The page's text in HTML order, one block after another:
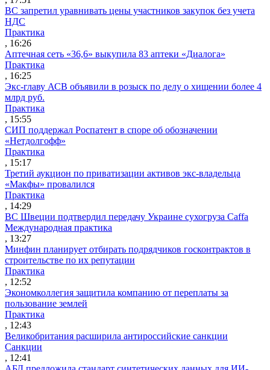
ВС запретил уравнивать цены участников закупок без учета
НДС
Практика
, 16:26
Аптечная сеть «36,6» выкупила 83 аптеки «Диалога»
Практика
, 16:25
Экс-главу АСВ объявили в розыск по делу о хищении более 4
млрд руб.
Практика
, 15:55
СИП поддержал Роспатент в споре об обозначении
«Нетдолгофф»
Практика
, 15:17
Третий аукцион по приватизации активов экс-владельца
«Макфы» провалился
Практика
, 14:29
ВС Швеции подтвердил передачу Украине сухогруза Caffa
Международная практика
, 13:27
Минфин планирует отбирать подрядчиков госконтрактов в
строительстве по их репутации
Практика
, 12:52
Экономколлегия защитила компанию от переплаты за
пользование землей
Практика
, 12:43
Великобритания расширила антироссийские санкции
Санкции
, 12:41